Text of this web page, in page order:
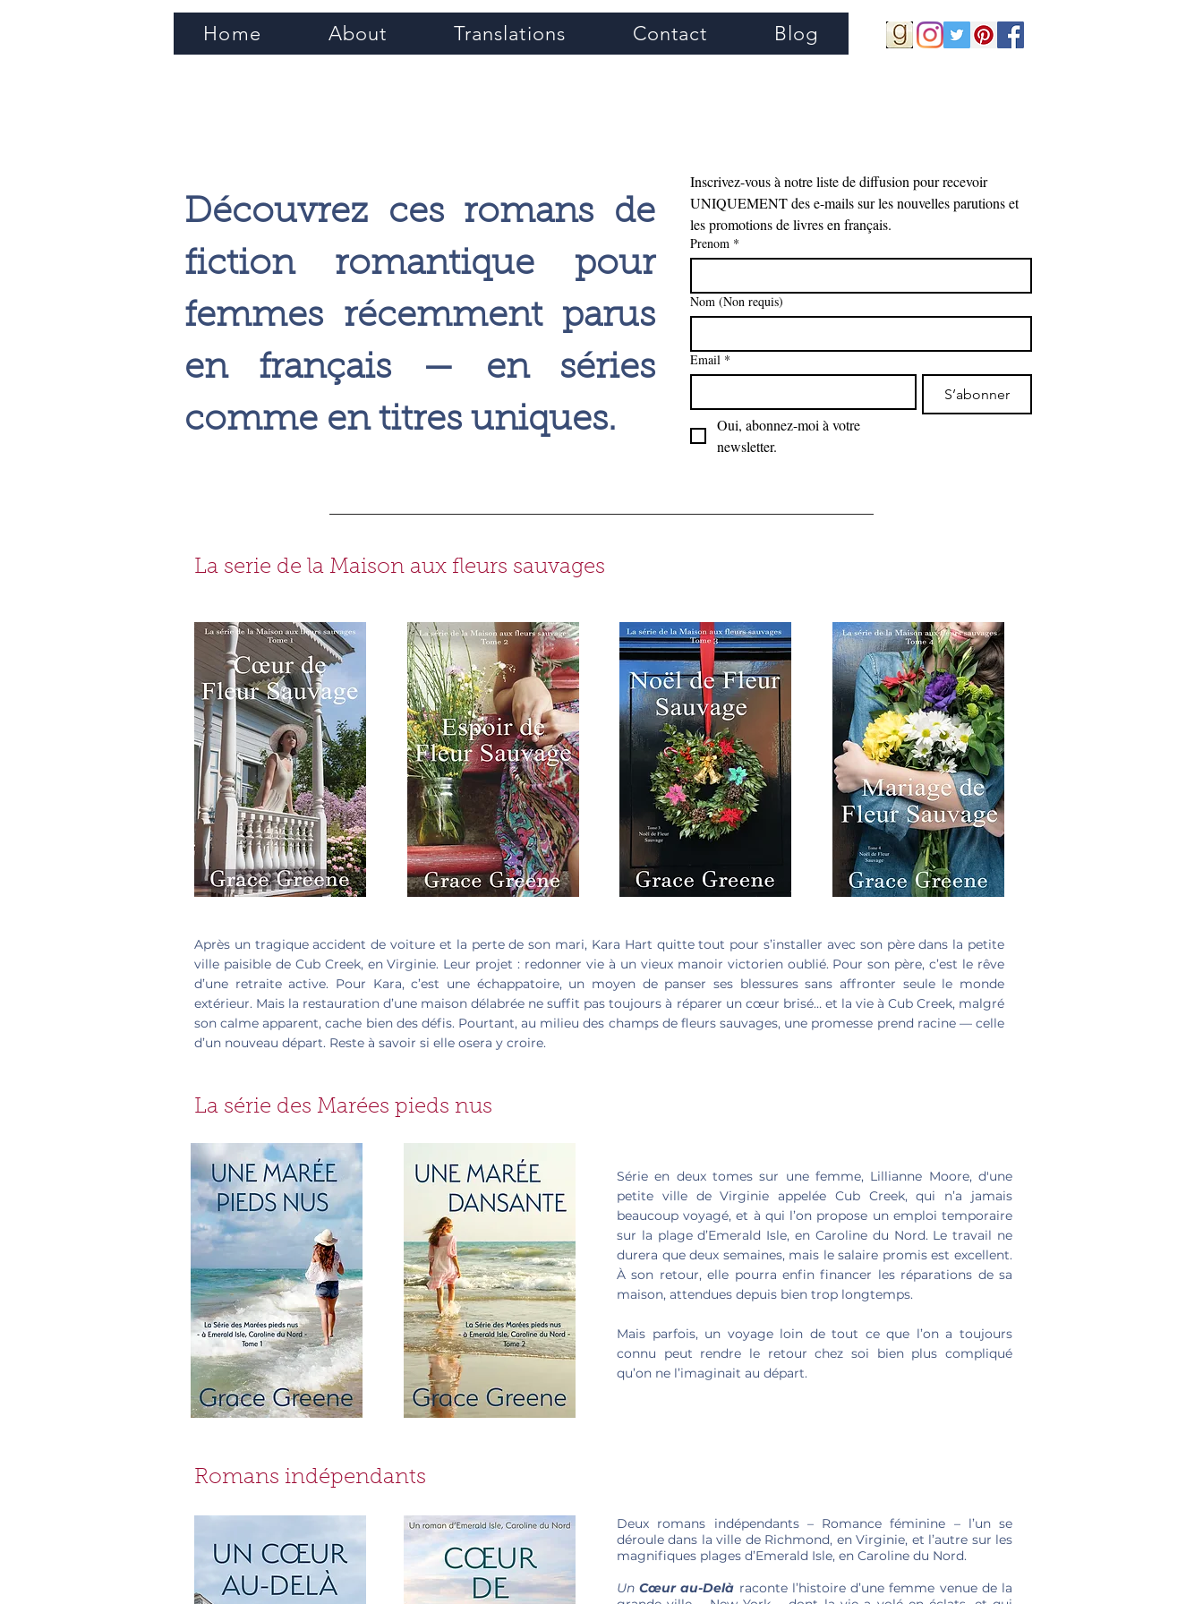
Home About Translations Contact Blog
Découvrez ces romans de
fiction romantique pour
femmes récemment parus
en français — en séries
comme en titres uniques.
Inscrivez-vous à notre liste de diffusion pour recevoir
UNIQUEMENT des e-mails sur les nouvelles parutions et
les promotions de livres en français.
Prenom *
Nom (Non requis)
Email *
S’abonner
Oui, abonnez-moi à votre
newsletter.
La serie de la Maison aux fleurs sauvages
Après un tragique accident de voiture et la perte de son mari, Kara Hart quitte tout pour s’installer avec son père dans la petite
ville paisible de Cub Creek, en Virginie. Leur projet : redonner vie à un vieux manoir victorien oublié. Pour son père, c’est le rêve
d’une retraite active. Pour Kara, c’est une échappatoire, un moyen de panser ses blessures sans affronter seule le monde
extérieur. Mais la restauration d’une maison délabrée ne suffit pas toujours à réparer un cœur brisé… et la vie à Cub Creek, malgré
son calme apparent, cache bien des défis. Pourtant, au milieu des champs de fleurs sauvages, une promesse prend racine — celle
d’un nouveau départ. Reste à savoir si elle osera y croire.
La série des Marées pieds nus
Série en deux tomes sur une femme, Lillianne Moore, d'une
petite ville de Virginie appelée Cub Creek, qui n’a jamais
beaucoup voyagé, et à qui l’on propose un emploi temporaire
sur la plage d’Emerald Isle, en Caroline du Nord. Le travail ne
durera que deux semaines, mais le salaire promis est excellent.
À son retour, elle pourra enfin financer les réparations de sa
maison, attendues depuis bien trop longtemps.
Mais parfois, un voyage loin de tout ce que l’on a toujours
connu peut rendre le retour chez soi bien plus compliqué
qu’on ne l’imaginait au départ.
Romans indépendants
Deux romans indépendants – Romance féminine – l’un se
déroule dans la ville de Richmond, en Virginie, et l’autre sur les
magnifiques plages d’Emerald Isle, en Caroline du Nord.
UnCœur au-Delà raconte l’histoire d’une femme venue de la